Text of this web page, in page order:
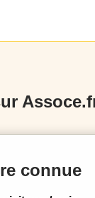
connue